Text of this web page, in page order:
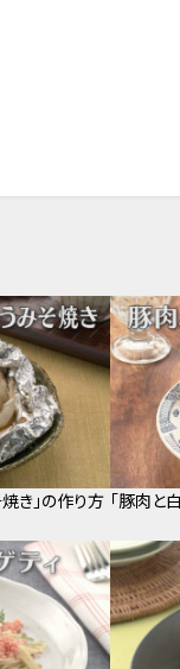
き」の作り方 「豚肉と